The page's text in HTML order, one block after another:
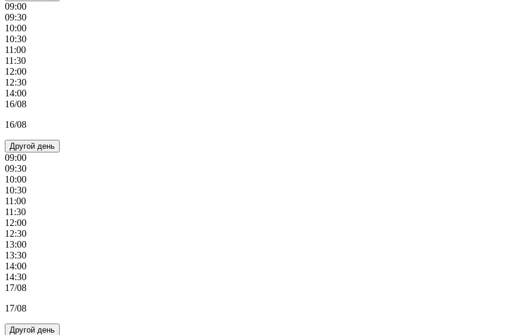
09:00
09:30
10:00
10:30
11:00
11:30
12:00
12:30
14:00
16/08
16/08
Другой день
09:00
09:30
10:00
10:30
11:00
11:30
12:00
12:30
13:00
13:30
14:00
14:30
17/08
17/08
Другой день